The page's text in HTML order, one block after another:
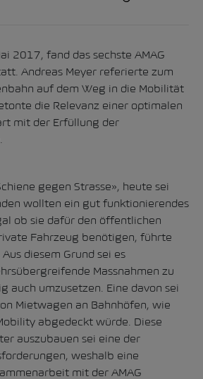
2017, fand das sechste AMAG
Andreas Meyer referierte zum
auf dem Weg in die Mobilität
die Relevanz einer optimalen
mit der Erfüllung der
gegen Strasse», heute sei
wollten ein gut funktionierendes
ob sie dafür den öffentlichen
Fahrzeug benötigen, führte
diesem Grund sei es
Massnahmen zu
auch umzusetzen. Eine davon sei
Mietwagen an Bahnhöfen, wie
abgedeckt würde. Diese
auszubauen sei eine der
weshalb eine
mit der AMAG